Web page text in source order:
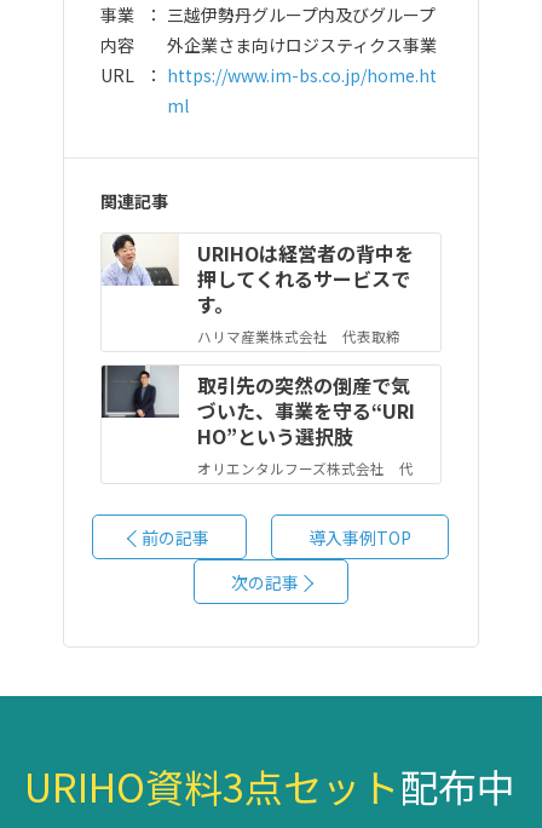
事業
内容
三越伊勢丹グループ内及びグループ
外企業さま向けロジスティクス事業
URL
https://www.im-bs.co.jp/home.ht
ml
関連記事
URIHOは経営者の背中を
押してくれるサービスで
す。
ハリマ産業株式会社 代表取締
役：大久保 謙一 様
取引先の突然の倒産で気
づいた、事業を守る“URI
HO”という選択肢
オリエンタルフーズ株式会社 代
前の記事
導入事例TOP
次の記事
URIHO資料3点セット配布中